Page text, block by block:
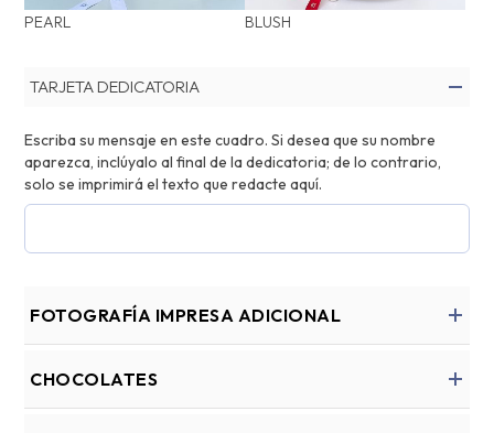
PEARL BLUSH
TARJETA DEDICATORIA
Escriba su mensaje en este cuadro. Si desea que su nombre
aparezca, inclúyalo al final de la dedicatoria; de lo contrario,
solo se imprimirá el texto que redacte aquí.
FOTOGRAFÍA IMPRESA ADICIONAL
CHOCOLATES